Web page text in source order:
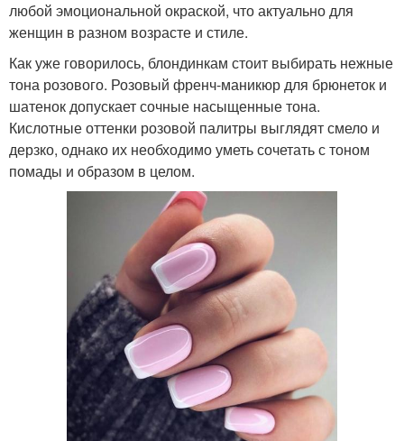
любой эмоциональной окраской, что актуально для
женщин в разном возрасте и стиле.
Как уже говорилось, блондинкам стоит выбирать нежные
тона розового. Розовый френч-маникюр для брюнеток и
шатенок допускает сочные насыщенные тона.
Кислотные оттенки розовой палитры выглядят смело и
дерзко, однако их необходимо уметь сочетать с тоном
помады и образом в целом.